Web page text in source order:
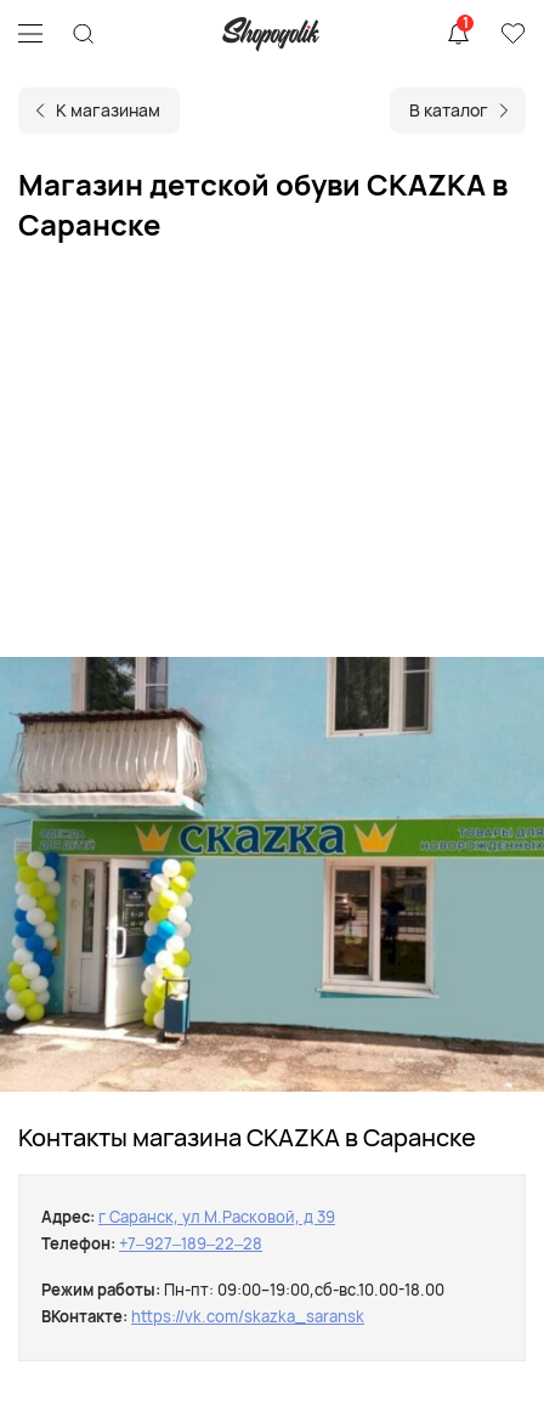
1
К магазинам В каталог
Магазин детской обуви СКАZКА в
Саранске
Контакты магазина СКАZКА в Саранске
Адрес: г Саранск, ул М.Расковой, д 39
Телефон: +7‒927‒189‒22‒28
Режим работы: Пн-пт: 09:00–19:00,сб-вс.10.00-18.00
ВКонтакте: https://vk.com/skazka_saransk